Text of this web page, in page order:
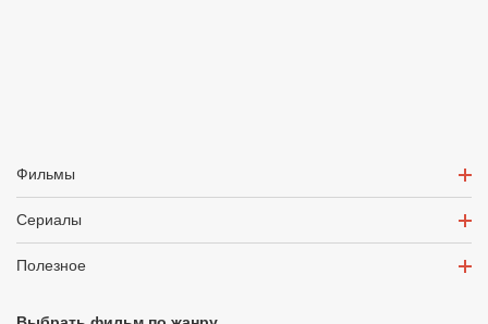
Фильмы
Сериалы
Полезное